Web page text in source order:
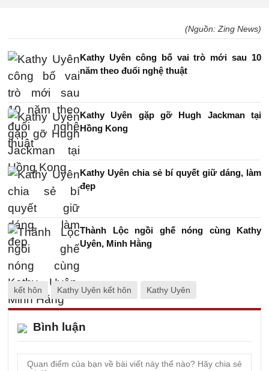
(Nguồn: Zing News)
Kathy Uyên công bố vai trò mới sau 10
năm theo đuổi nghệ thuật
Kathy Uyên gặp gỡ Hugh Jackman tại
Hồng Kong
Kathy Uyên chia sẻ bí quyết giữ dáng, làm
đẹp
Thành Lộc ngồi ghế nóng cùng Kathy
Uyên, Minh Hằng
kết hôn Kathy Uyên kết hôn Kathy Uyên
Bình luận